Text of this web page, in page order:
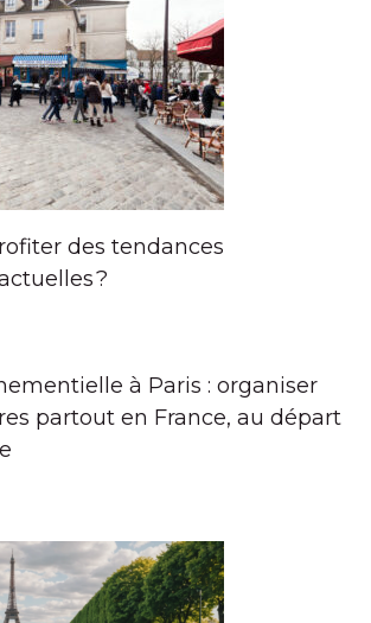
des tendances
?
à Paris : organiser
partout en France, au départ